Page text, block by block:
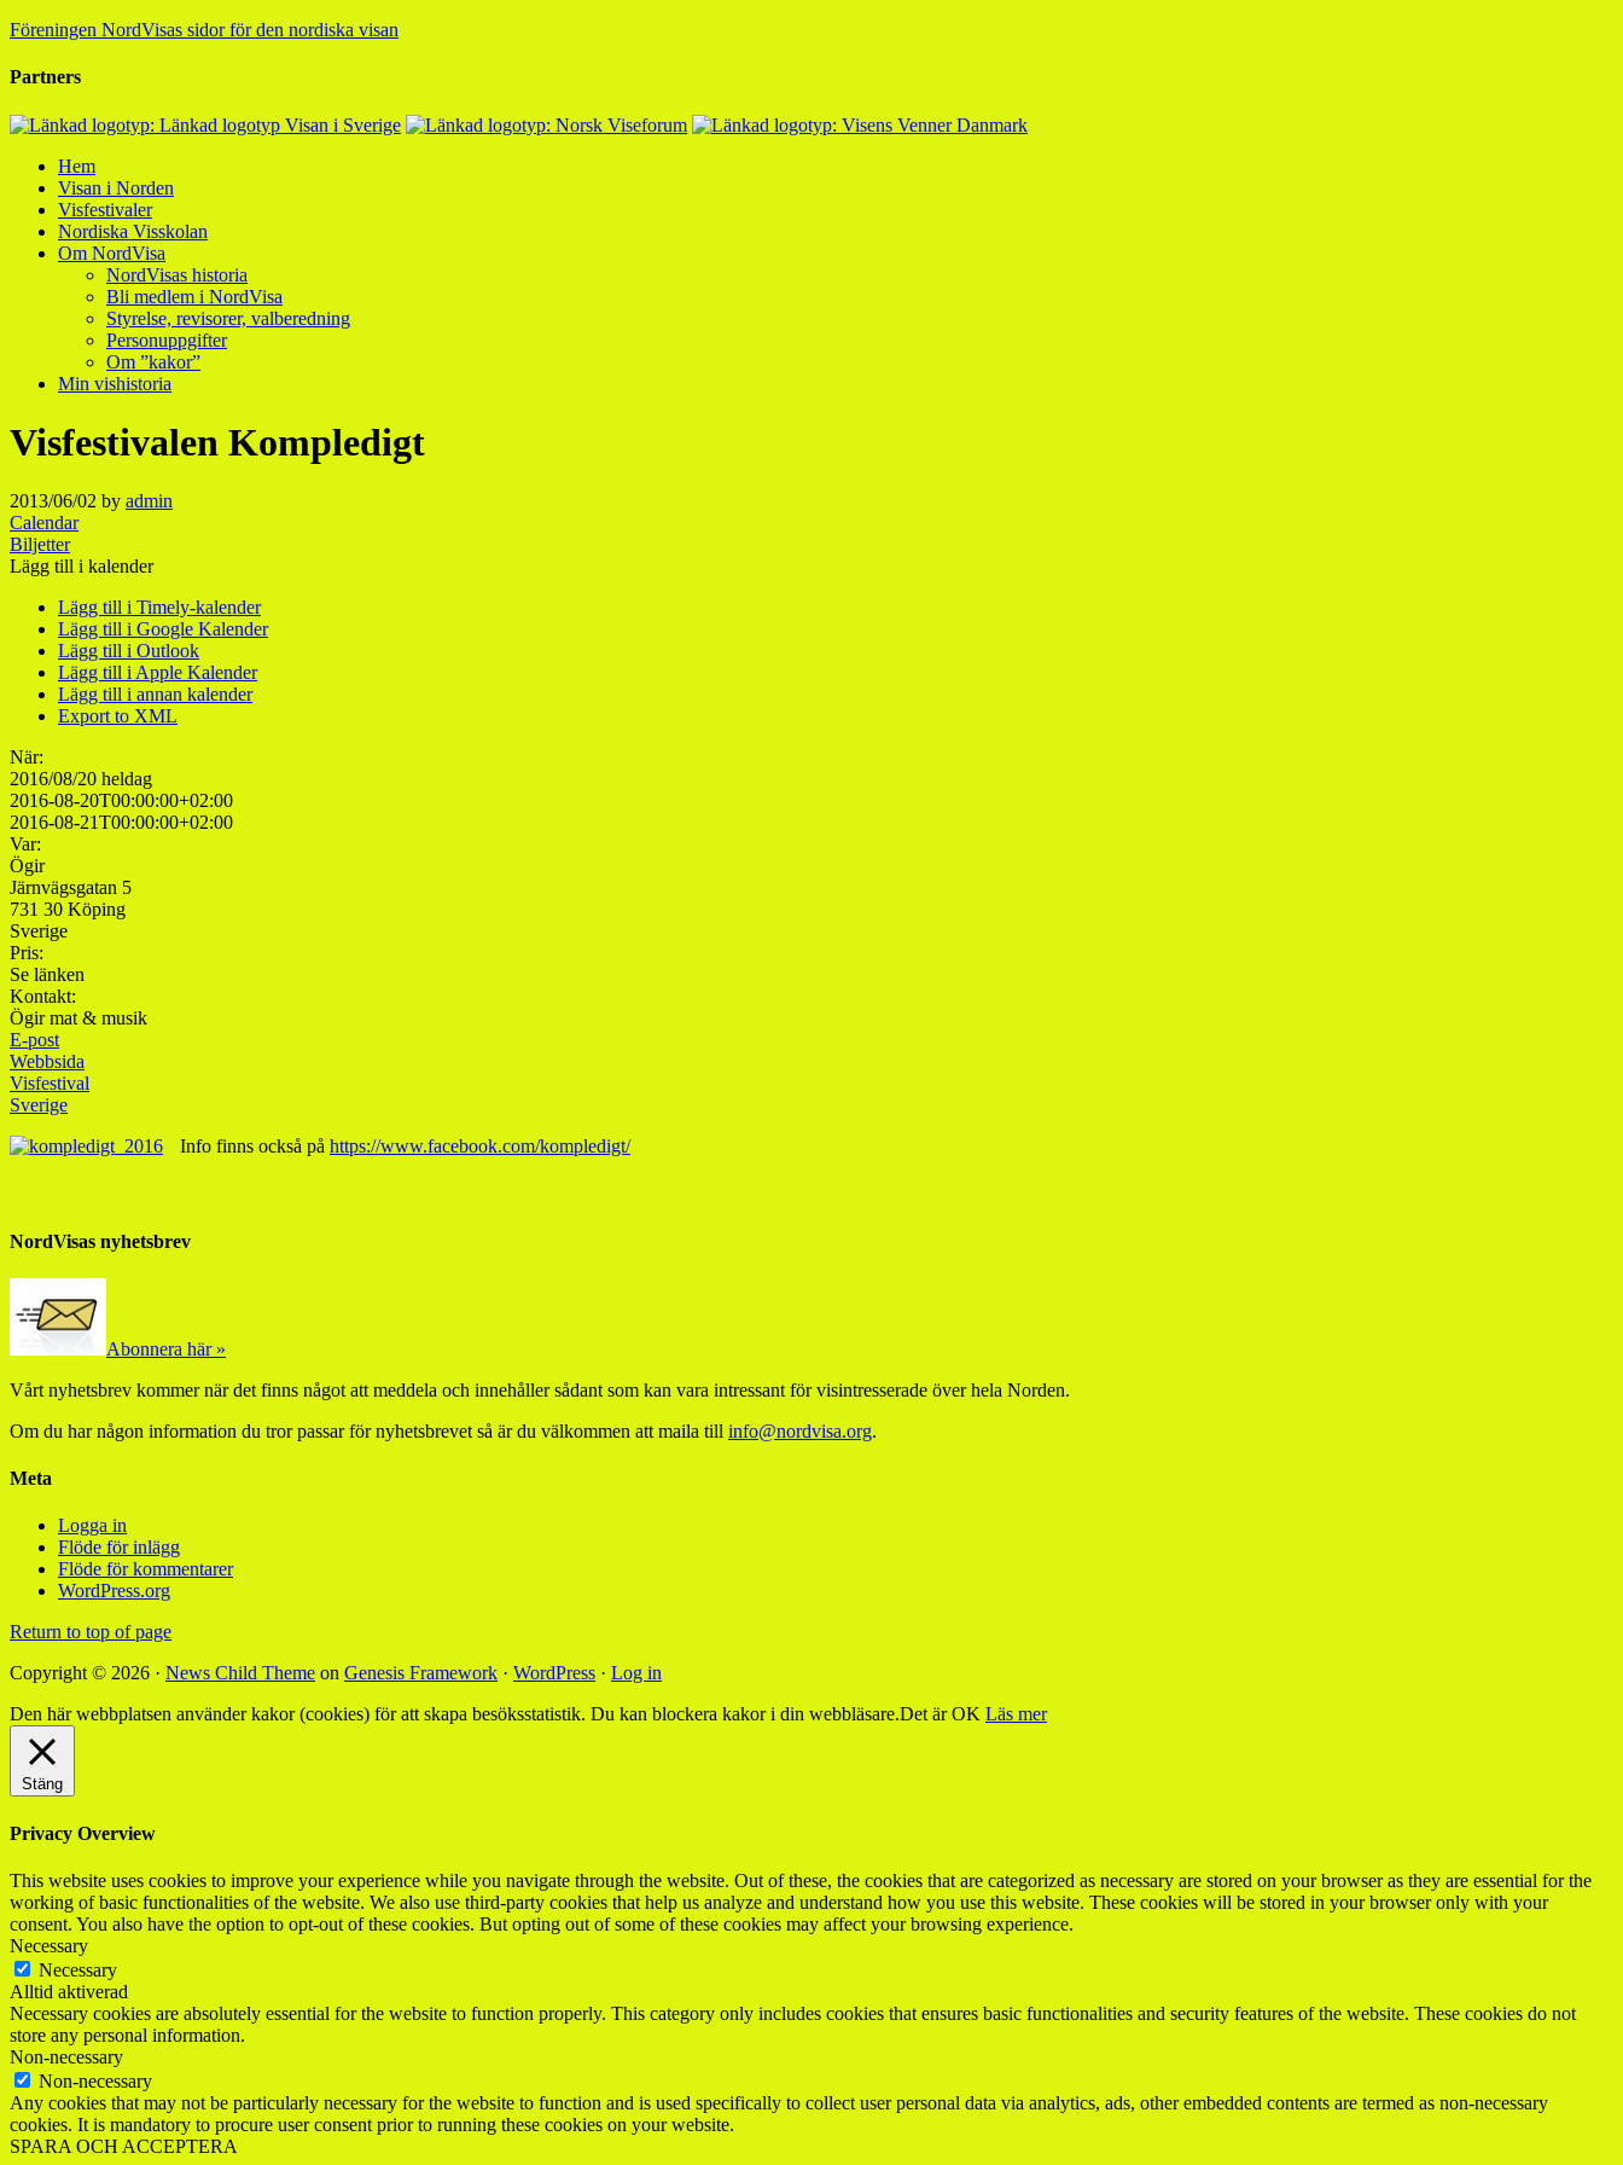
Föreningen NordVisas sidor för den nordiska visan
Partners
Hem
Visan i Norden
Visfestivaler
Nordiska Visskolan
Om NordVisa
NordVisas historia
Bli medlem i NordVisa
Styrelse, revisorer, valberedning
Personuppgifter
Om ”kakor”
Min vishistoria
Visfestivalen Kompledigt
2013/06/02 by admin
Calendar
Biljetter
Lägg till i kalender
Lägg till i Timely-kalender
Lägg till i Google Kalender
Lägg till i Outlook
Lägg till i Apple Kalender
Lägg till i annan kalender
Export to XML
När:
2016/08/20 heldag
2016-08-20T00:00:00+02:00
2016-08-21T00:00:00+02:00
Var:
Ögir
Järnvägsgatan 5
731 30 Köping
Sverige
Pris:
Se länken
Kontakt:
Ögir mat & musik
E-post
Webbsida
Visfestival
Sverige
Info finns också på https://www.facebook.com/kompledigt/
NordVisas nyhetsbrev
Abonnera här »
Vårt nyhetsbrev kommer när det finns något att meddela och innehåller sådant som kan vara intressant för visintresserade över hela Norden.
Om du har någon information du tror passar för nyhetsbrevet så är du välkommen att maila till info@nordvisa.org.
Meta
Logga in
Flöde för inlägg
Flöde för kommentarer
WordPress.org
Return to top of page
Copyright © 2026 · News Child Theme on Genesis Framework · WordPress · Log in
Den här webbplatsen använder kakor (cookies) för att skapa besöksstatistik. Du kan blockera kakor i din webbläsare.Det är OK Läs mer
Stäng
Privacy Overview
This website uses cookies to improve your experience while you navigate through the website. Out of these, the cookies that are categorized as necessary are stored on your browser as they are essential for the
working of basic functionalities of the website. We also use third-party cookies that help us analyze and understand how you use this website. These cookies will be stored in your browser only with your
consent. You also have the option to opt-out of these cookies. But opting out of some of these cookies may affect your browsing experience.
Necessary
Necessary
Alltid aktiverad
Necessary cookies are absolutely essential for the website to function properly. This category only includes cookies that ensures basic functionalities and security features of the website. These cookies do not
store any personal information.
Non-necessary
Non-necessary
Any cookies that may not be particularly necessary for the website to function and is used specifically to collect user personal data via analytics, ads, other embedded contents are termed as non-necessary
cookies. It is mandatory to procure user consent prior to running these cookies on your website.
SPARA OCH ACCEPTERA